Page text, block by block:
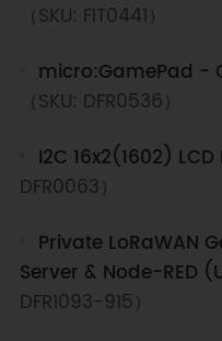
（SKU: FIT0441）
micro:GamePad -
（SKU: DFR0536）
I2C 16x2(1602)
DFR0063）
Private LoRaWAN
Server & Node-RED
DFR1093-915）